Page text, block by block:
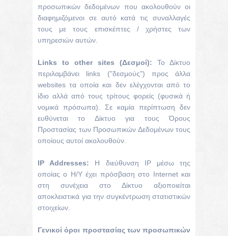
προσωπικών δεδομένων που ακολουθούν οι
διαφημιζόμενοι σε αυτό κατά τις συναλλαγές
τους με τους επισκέπτες / χρήστες των
υπηρεσιών αυτών.
Links to other sites (Δεσμοί): Το Δίκτυο
περιλαμβάνει links ("δεσμούς") προς άλλα
websites τα οποία και δεν ελέγχονται από το
ίδιο αλλά από τους τρίτους φορείς (φυσικά ή
νομικά πρόσωπα). Σε καμία περίπτωση δεν
ευθύνεται το Δίκτυο για τους Όρους
Προστασίας των Προσωπικών Δεδομένων τους
οποίους αυτοί ακολουθούν.
IP Addresses: H διεύθυνση IP μέσω της
οποίας ο Η/Υ έχει πρόσβαση στο Internet και
στη συνέχεια στο Δίκτυο αξιοποιείται
αποκλειστικά για την συγκέντρωση στατιστικών
στοιχείων.
Γενικοί όροι προστασίας των προσωπικών